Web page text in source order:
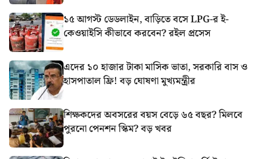
১৫ আগস্ট ডেডলাইন, বাড়িতে বসে LPG-র ই-
কেওয়াইসি কীভাবে করবেন? রইল প্রসেস
এদের ১০ হাজার টাকা মাসিক ভাতা, সরকারি বাস ও
হাসপাতাল ফ্রি! বড় ঘোষণা মুখ্যমন্ত্রীর
শিক্ষকদের অবসরের বয়স বেড়ে ৬৫ বছর? মিলবে
পুরনো পেনশন স্কিম? বড় খবর